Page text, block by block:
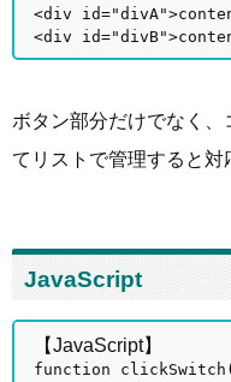
<div
<div
ボタン部分だけでなく
てリストで管理すると対
JavaScript
【JavaScript】
function